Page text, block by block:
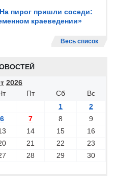
пирог пришли соседи:
краеведении»
Весь список
2026
Пт Сб
Вс
1
2
6 7 8
9
14 15
16
21 22
23
28 29
30